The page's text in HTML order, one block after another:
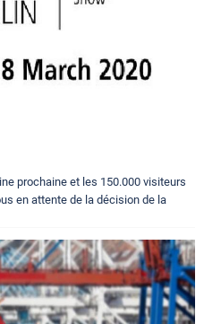
prochaine et les 150.000 visiteurs
en attente de la décision de la